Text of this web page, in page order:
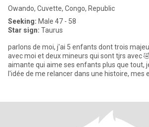
Owando, Cuvette, Congo, Republic
Seeking: Male 47 - 58
Star sign: Taurus
parlons de moi, j'ai 5 enfants dont trois
avec moi et deux mineurs qui sont tjrs avec
aimante qui aime ses enfants plus que tout,
l'idée de me relancer dans une histoire, mes